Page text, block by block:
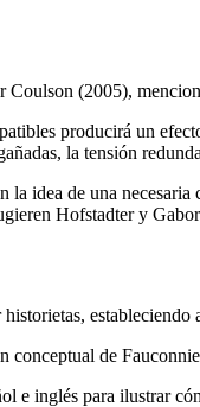
Coulson (2005),
producirá un
la tensión
idea de una
Hofstadter y
de
e inglés para ilustrar